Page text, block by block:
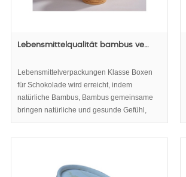
Lebensmittelqualität bambus ve…
Lebensmittelverpackungen Klasse Boxen
für Schokolade wird erreicht, indem
natürliche Bambus, Bambus gemeinsame
bringen natürliche und gesunde Gefühl,
Pralinenschachteln,
Schokolade oder Tee.